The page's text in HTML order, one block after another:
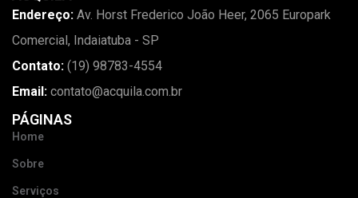
Endereço: Av. Horst Frederico João Heer, 2065 Europark
Comercial, Indaiatuba - SP
Contato: (19) 98783-4554
Email: contato@acquila.com.br
PÁGINAS
Home
Sobre
Serviços